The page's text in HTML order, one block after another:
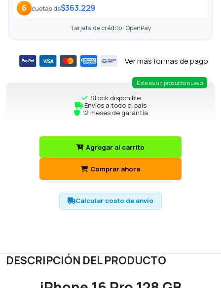
6 cuotas de$363.229
Tarjeta de crédito · OpenPay
Ver más formas de pago
Este es un producto nuevo
Stock disponible
Envíos a todo el país
12 meses de garantía
Agregar al carrito
Comprar ahora
Calcular costo de envío
DESCRIPCIÓN DEL PRODUCTO